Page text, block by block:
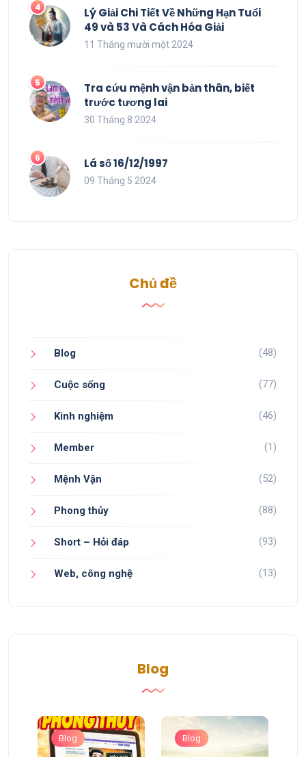
Lý Giải Chi Tiết Về Những Hạn Tuổi
49 và 53 Và Cách Hóa Giải
11 Tháng mười một 2024
Tra cứu mệnh vận bản thân, biết
trước tương lai
30 Tháng 8 2024
Lá số 16/12/1997
09 Tháng 5 2024
Chủ đề
Blog (48)
Cuộc sống (77)
Kinh nghiệm (46)
Member (1)
Mệnh Vận (52)
Phong thủy (88)
Short – Hỏi đáp (93)
Web, công nghệ (13)
Blog
Blog Blog